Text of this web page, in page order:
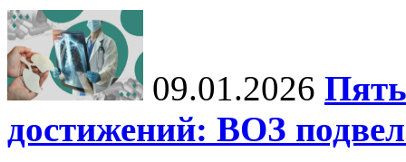
09.01.2026
достижений: ВОЗ